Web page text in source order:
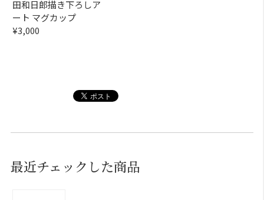
田和日郎描き下ろしア
ート マグカップ
¥3,000
最近チェックした商品